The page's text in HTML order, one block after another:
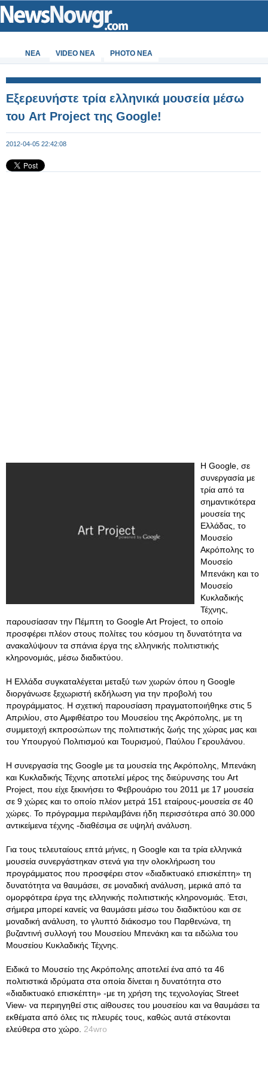
ΝΕΑ VIDEO NEA PHOTO NEA
Εξερευνήστε τρία ελληνικά μουσεία μέσω
του Art Project της Google!
2012-04-05 22:42:08
H Google, σε
συνεργασία με
τρία από τα
σημαντικότερα
μουσεία της
Ελλάδας, το
Μουσείο
Ακρόπολης το
Μουσείο
Μπενάκη και το
Μουσείο
Κυκλαδικής
Τέχνης,
παρουσίασαν την Πέμπτη το Google Art Project, το οποίο
προσφέρει πλέον στους πολίτες του κόσμου τη δυνατότητα να
ανακαλύψουν τα σπάνια έργα της ελληνικής πολιτιστικής
κληρονομιάς, μέσω διαδικτύου.
Η Ελλάδα συγκαταλέγεται μεταξύ των χωρών όπου η Google
διοργάνωσε ξεχωριστή εκδήλωση για την προβολή του
προγράμματος. Η σχετική παρουσίαση πραγματοποιήθηκε στις 5
Απριλίου, στο Αμφιθέατρο του Μουσείου της Ακρόπολης, με τη
συμμετοχή εκπροσώπων της πολιτιστικής ζωής της χώρας μας και
του Υπουργού Πολιτισμού και Τουρισμού, Παύλου Γερουλάνου.
Η συνεργασία της Google με τα μουσεία της Ακρόπολης, Μπενάκη
και Κυκλαδικής Τέχνης αποτελεί μέρος της διεύρυνσης του Art
Project, που είχε ξεκινήσει το Φεβρουάριο του 2011 με 17 μουσεία
σε 9 χώρες και το οποίο πλέον μετρά 151 εταίρους-μουσεία σε 40
χώρες. Το πρόγραμμα περιλαμβάνει ήδη περισσότερα από 30.000
αντικείμενα τέχνης -διαθέσιμα σε υψηλή ανάλυση.
Για τους τελευταίους επτά μήνες, η Google και τα τρία ελληνικά
μουσεία συνεργάστηκαν στενά για την ολοκλήρωση του
προγράμματος που προσφέρει στον «διαδικτυακό επισκέπτη» τη
δυνατότητα να θαυμάσει, σε μοναδική ανάλυση, μερικά από τα
ομορφότερα έργα της ελληνικής πολιτιστικής κληρονομιάς. Έτσι,
σήμερα μπορεί κανείς να θαυμάσει μέσω του διαδικτύου και σε
μοναδική ανάλυση, το γλυπτό διάκοσμο του Παρθενώνα, τη
βυζαντινή συλλογή του Μουσείου Μπενάκη και τα ειδώλια του
Μουσείου Κυκλαδικής Τέχνης.
Ειδικά το Μουσείο της Ακρόπολης αποτελεί ένα από τα 46
πολιτιστικά ιδρύματα στα οποία δίνεται η δυνατότητα στο
«διαδικτυακό επισκέπτη» -με τη χρήση της τεχνολογίας Street
View- να περιηγηθεί στις αίθουσες του μουσείου και να θαυμάσει τα
εκθέματα από όλες τις πλευρές τους, καθώς αυτά στέκονται
ελεύθερα στο χώρο. 24wro